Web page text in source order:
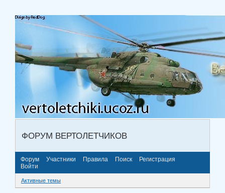
ФОРУМ ВЕРТОЛЕТЧИКОВ
Форум Участники Правила Поиск
Регистрация
Войти
Активные темы